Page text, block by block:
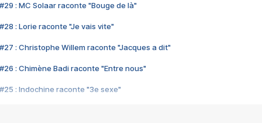
#29 : MC Solaar raconte "Bouge de là"
#28 : Lorie raconte "Je vais vite"
#27 : Christophe Willem raconte "Jacques a dit"
#26 : Chimène Badi raconte "Entre nous"
#25 : Indochine raconte "3e sexe"